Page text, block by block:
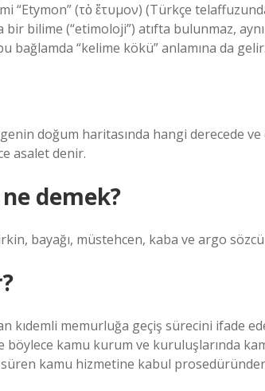
“Etymon” (τὸ ἔτυμον) (Türkçe
bilime (“etimoloji”) atıfta bulunmaz,
bağlamda “kelime kökü” anlamına da gelir.
doğum haritasında hangi derecede ve
asalet denir.
demek?
bayağı, müstehcen, kaba ve argo
kıdemli memurluğa geçiş sürecini ifade
böylece kamu kurum ve kuruluşlarında
kamu hizmetine kabul